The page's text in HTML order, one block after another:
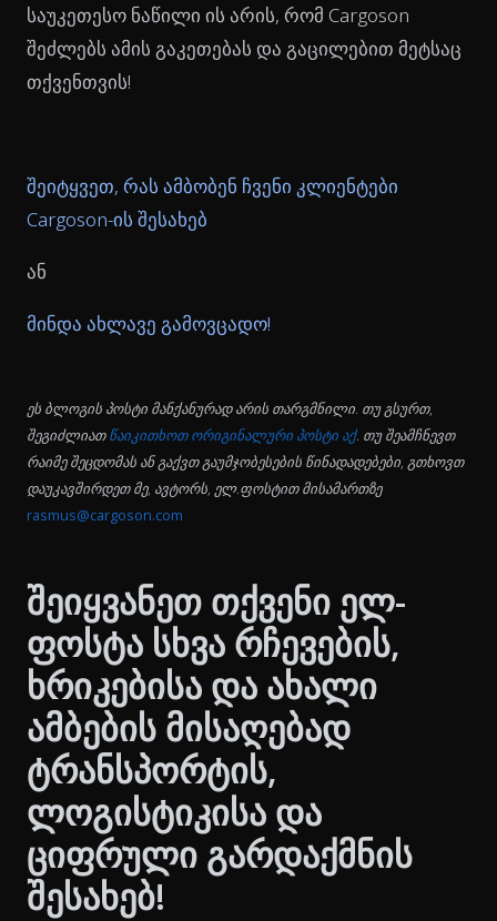
საუკეთესო ნაწილი ის არის, რომ Cargoson
შეძლებს ამის გაკეთებას და გაცილებით მეტსაც
თქვენთვის!
შეიტყვეთ, რას ამბობენ ჩვენი კლიენტები
Cargoson-ის შესახებ
ან
მინდა ახლავე გამოვცადო!
ეს ბლოგის პოსტი მანქანურად არის თარგმნილი. თუ გსურთ,
შეგიძლიათწაიკითხოთ ორიგინალური პოსტი აქ. თუ შეამჩნევთ
რაიმე შეცდომას ან გაქვთ გაუმჯობესების წინადადებები, გთხოვთ
დაუკავშირდეთ მე, ავტორს, ელ.ფოსტით მისამართზე
rasmus@cargoson.com
შეიყვანეთ თქვენი ელ-
ფოსტა სხვა რჩევების,
ხრიკებისა და ახალი
ამბების მისაღებად
ტრანსპორტის,
ლოგისტიკისა და
ციფრული გარდაქმნის
შესახებ!